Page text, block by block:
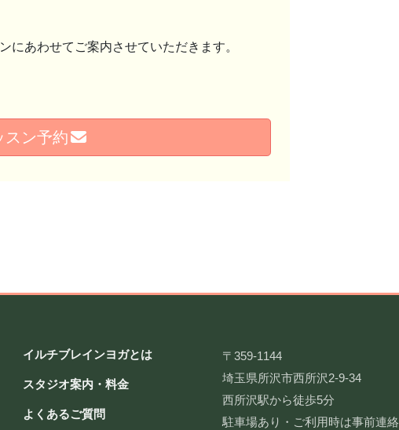
にあわせてご案内させていただきます。
スン予約
イルチブレインヨガとは
スタジオ案内・料金
よくあるご質問
〒359-1144
埼玉県所沢市西所沢2-9-34
西所沢駅から徒歩5分
駐車場あり・ご利用時は事前連絡